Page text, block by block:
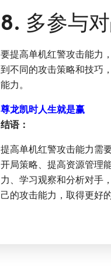
8. 多参与
要提高单机红警攻击能力
到不同的攻击策略和技巧
能力。
尊龙凯时人生就是赢
结语：
提高单机红警攻击能力需
开局策略、提高资源管理
力、学习观察和分析对手
己的攻击能力，取得更好